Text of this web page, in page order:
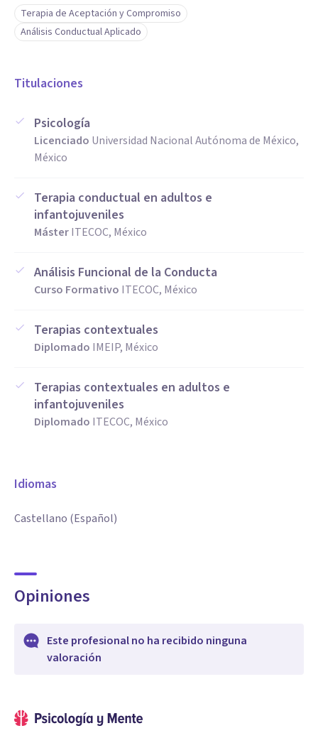
Terapia de Aceptación y Compromiso
Análisis Conductual Aplicado
Titulaciones
Psicología
Licenciado Universidad Nacional Autónoma de México,
México
Terapia conductual en adultos e
infantojuveniles
MásterITECOC, México
Análisis Funcional de la Conducta
Curso Formativo ITECOC, México
Terapias contextuales
Diplomado IMEIP, México
Terapias contextuales en adultos e
infantojuveniles
Diplomado ITECOC, México
Idiomas
Castellano (Español)
Opiniones
Este profesional no ha recibido ninguna
valoración